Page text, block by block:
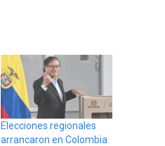
Elecciones regionales
arrancaron en Colombia